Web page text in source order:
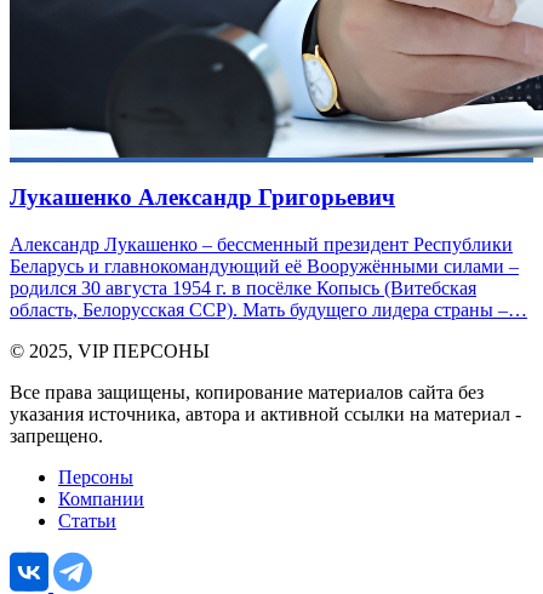
Лукашенко Александр Григорьевич
Александр Лукашенко – бессменный президент Республики
Беларусь и главнокомандующий её Вооружёнными силами –
родился 30 августа 1954 г. в посёлке Копысь (Витебская
область, Белорусская ССР). Мать будущего лидера страны –…
© 2025, VIP ПЕРСОНЫ
Все права защищены, копирование материалов сайта без
указания источника, автора и активной ссылки на материал -
запрещено.
Персоны
Компании
Статьи